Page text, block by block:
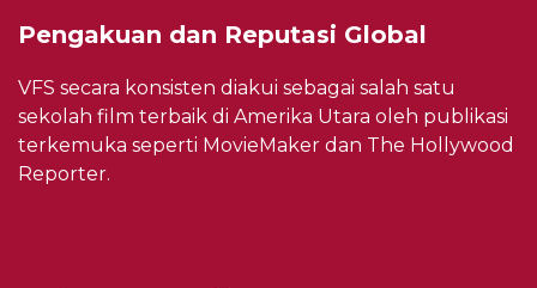
Pengakuan dan Reputasi Global
VFS secara konsisten diakui sebagai salah satu
sekolah film terbaik di Amerika Utara oleh publikasi
terkemuka seperti MovieMaker dan The Hollywood
Reporter.